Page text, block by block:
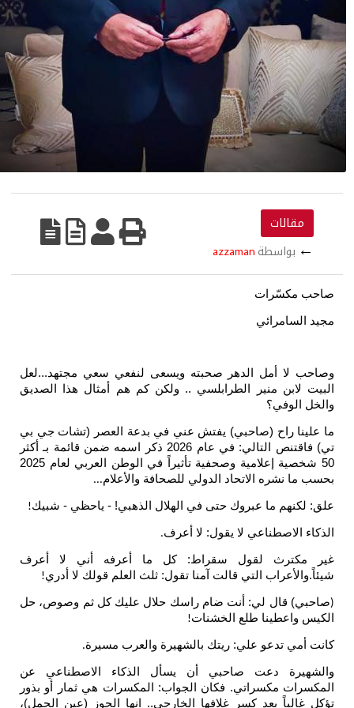
بواسطة azzaman
مكسّرات
لا أمل الدهر صحبته ويسعى لنفعي سعي مجتهد...لعل
لابن منير الطرابلسي .. ولكن كم هم أمثال هذا الصديق
الوفي؟
راح (صاحبي) يفتش عني في بدعة العصر (تشات جي بي
تي) فاقتنص التالي: في عام 2026 ذكر اسمه ضمن قائمة بـ أكثر
50 شخصية إعلامية وصحفية تأثيراً في الوطن العربي لعام 2025
نشره الاتحاد الدولي للصحافة والأعلام...
ما عبروك حتى في الهلال الذهبي! - ياحظي - شبيك!
الاصطناعي لا يقول: لا أعرف.
مكترث لقول سقراط: كل ما أعرفه أني لا أعرف
التي قالت آمنا تقول: ثلث العلم قولك لا أدري!
قال لي: أنت ضام راسك حلال عليك كل ثم وصوص، حل
واعطينا طلع الخشنات !
أمي تدعو علي: ريتك بالشهيرة والعرب مسيرة.
دعت صاحبي أن يسأل الذكاء الاصطناعي عن
مكسراتي. فكان الجواب: المكسرات هي ثمار أو بذور
بعد كسر غلافها الخارجي.. انها الجوز (عين الجمل)،